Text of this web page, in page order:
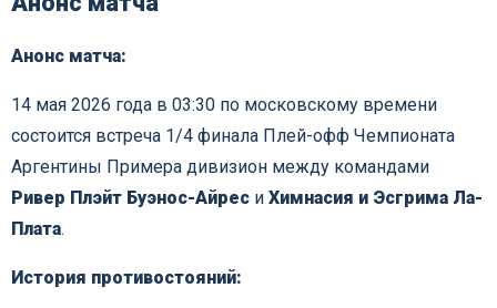
Анонс матча:
14 мая 2026 года в 03:30 по московскому времени
состоится встреча 1/4 финала Плей-офф Чемпионата
Аргентины Примера дивизион между командами
Ривер Плэйт Буэнос-Айрес и Химнасия и Эсгрима Ла-
Плата.
История противостояний: